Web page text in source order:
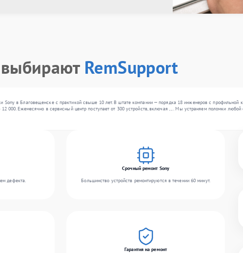
RemSupport
в Благовещенске с практикой свыше 10 лет. В штате компании — порядка 18 инженеров с профильной
000. Ежемесячно в сервисный центр поступает от 300 устройств, включая , , . Мы устраняем поломки
дефекта.
Срочный ремонт Sony
Большинство устройств ремонтируются в течении 60 минут.
Гарантия на ремонт